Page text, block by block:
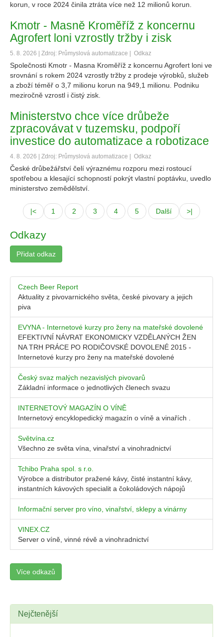
korun, v roce 2024 činila ztráta více než 12 milionů korun.
Kmotr - Masně Kroměříž z koncernu
Agrofert loni vzrostly tržby i zisk
5. 8. 2026 | Zdroj: Průmyslová automatizace | Odkaz
Společnosti Kmotr - Masna Kroměříž z koncernu Agrofert loni ve
srovnání s rokem 2024 vzrostly tržby z prodeje výrobků, služeb
a zboží téměř o 3,7 milionu korun na 949,1 milionu. Podniku
meziročně vzrostl i čistý zisk.
Ministerstvo chce více drůbeže
zpracovávat v tuzemsku, podpoří
investice do automatizace a robotizace
4. 8. 2026 | Zdroj: Průmyslová automatizace | Odkaz
České drůbežářství čelí výraznému rozporu mezi rostoucí
spotřebou a klesající schopností pokrýt vlastní poptávku, uvedlo
ministerstvo zemědělství.
|< 1 2 3 4 5 Další >|
Odkazy
Přidat odkaz
Czech Beer Report
Aktuality z pivovarnického světa, české pivovary a jejich
piva
EVYNA - Internetové kurzy pro ženy na mateřské dovolené
EFEKTIVNÍ NÁVRAT EKONOMICKY VZDĚLANÝCH ŽEN
NA TRH PRÁCE PO RODIČOVSKÉ DOVOLENÉ 2015 -
Internetové kurzy pro ženy na mateřské dovolené
Český svaz malých nezavislých pivovarů
Základní informace o jednotlivých členech svazu
INTERNETOVÝ MAGAZÍN O VÍNĚ
Internetový encyklopedický magazín o víně a vinařích .
Světvína.cz
Všechno ze světa vína, vinařství a vinohradnictví
Tchibo Praha spol. s r.o.
Výrobce a distributor pražené kávy, čisté instantní kávy,
instantních kávových specialit a čokoládových nápojů
Informační server pro víno, vinařství, sklepy a vinárny
VINEX.CZ
Server o víně, vinné révě a vinohradnictví
Více odkazů
Nejčtenější